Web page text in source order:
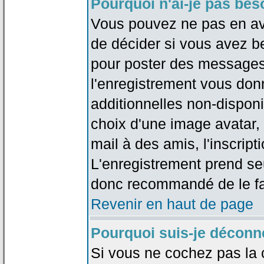
Pourquoi n'ai-je pas
Vous pouvez ne pas en
de décider si vous avez
pour poster des
l'enregistrement vous
additionnelles non-
choix d'une image
mail à des amis,
L'enregistrement prend
donc recommandé de le
Revenir en haut de page
Pourquoi suis-je
Si vous ne cochez pas